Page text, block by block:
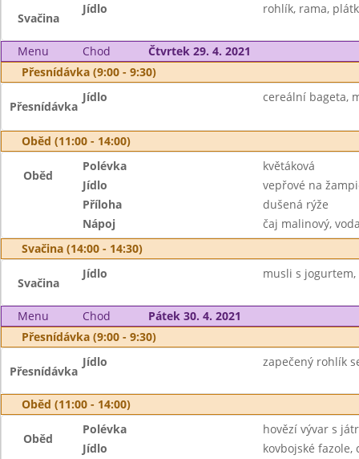
Svačina
Jídlo rohlík, rama,
Menu Chod
Čtvrtek 29. 4. 2021
Přesnídávka (9:00 - 9:30)
Přesnídávka
Jídlo cereální bageta,
Oběd (11:00 - 14:00)
Oběd
Polévka
květáková
Jídlo
vepřové na
Příloha
dušená rýže
Nápoj
čaj malinový,
Svačina (14:00 - 14:30)
Svačina
Jídlo musli s jogurtem,
Menu Chod
Pátek 30. 4. 2021
Přesnídávka (9:00 - 9:30)
Přesnídávka
Jídlo zapečený rohlík
Oběd (11:00 - 14:00)
Oběd
Polévka
hovězí vývar s
Jídlo
kovbojské fazole,